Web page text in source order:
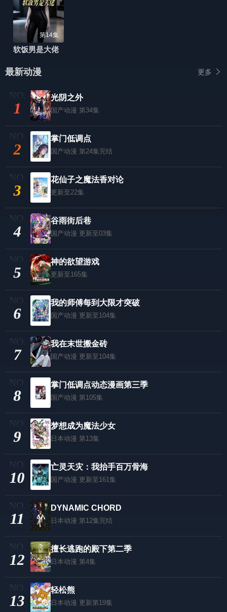
第14集
软饭男是大佬
最新动漫 更多
1
光阴之外
国产动漫 第34集
2
掌门低调点
国产动漫 第24集完结
3
花仙子之魔法香对论
更新至22集
4
谷雨街后巷
国产动漫 更新至03集
5
神的欲望游戏
更新至165集
6
我的师傅每到大限才突破
国产动漫 更新至104集
7
我在末世搬金砖
国产动漫 更新至104集
8
掌门低调点动态漫画第三季
国产动漫 第105集
9
梦想成为魔法少女
日本动漫 第13集
10
亡灵天灾：我抬手百万骨海
国产动漫 更新至161集
11
DYNAMIC CHORD
日本动漫 第12集完结
12
擅长逃跑的殿下第二季
日本动漫 第4集
13
轻松熊
日本动漫 更新第19集